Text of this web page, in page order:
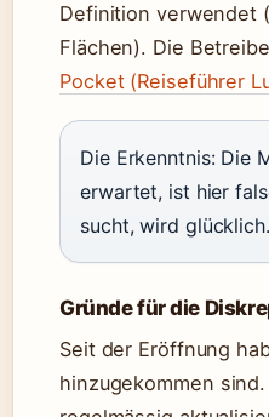
Definition verwendet
Flächen). Die
Pocket (Reiseführer
Die Erkenntnis:Die
erwartet, ist hier
sucht, wird glücklich.
Gründe für die
Seit der Eröffnung
hinzugekommen